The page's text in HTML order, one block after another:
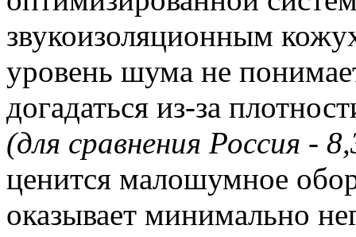
звукоизоляционным
уровень шума не
догадаться из-за
(для сравнения Россия -
ценится малошумное
оказывает минимально